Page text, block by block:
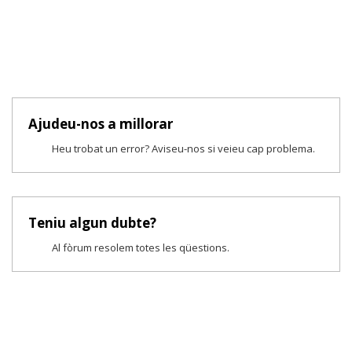
Ajudeu-nos a millorar
Heu trobat un error? Aviseu-nos si veieu cap problema.
Teniu algun dubte?
Al fòrum resolem totes les qüestions.